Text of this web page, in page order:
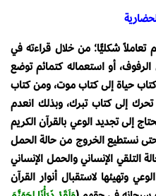
تعاملاً شكليًّا؛ من خلال قراءته في
أو استعماله كتمائم توضع
حياة إلى كتاب موت، ومن كتاب
تحرك إلى كتاب تبرك، وبذلك انعدم
إلى تجديد الوعي بالقرآن الكريم
حتى نستطيع الخروج من حالة الحمل
التلقي الإنساني والحمل الإنساني
وتهيئها لاستقبال أنوار القرآن